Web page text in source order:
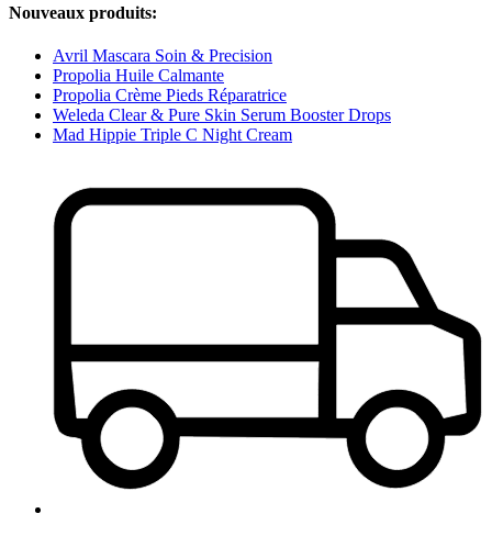
Nouveaux produits:
Avril Mascara Soin & Precision
Propolia Huile Calmante
Propolia Crème Pieds Réparatrice
Weleda Clear & Pure Skin Serum Booster Drops
Mad Hippie Triple C Night Cream